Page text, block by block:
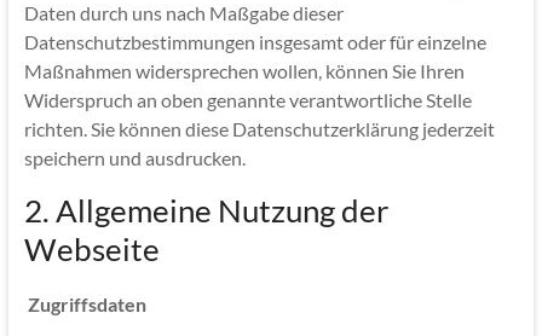
Daten durch uns nach Maßgabe dieser
Datenschutzbestimmungen insgesamt oder für einzelne
Maßnahmen widersprechen wollen, können Sie Ihren
Widerspruch an oben genannte verantwortliche Stelle
richten. Sie können diese Datenschutzerklärung jederzeit
speichern und ausdrucken.
2. Allgemeine Nutzung der
Webseite
Zugriffsdaten